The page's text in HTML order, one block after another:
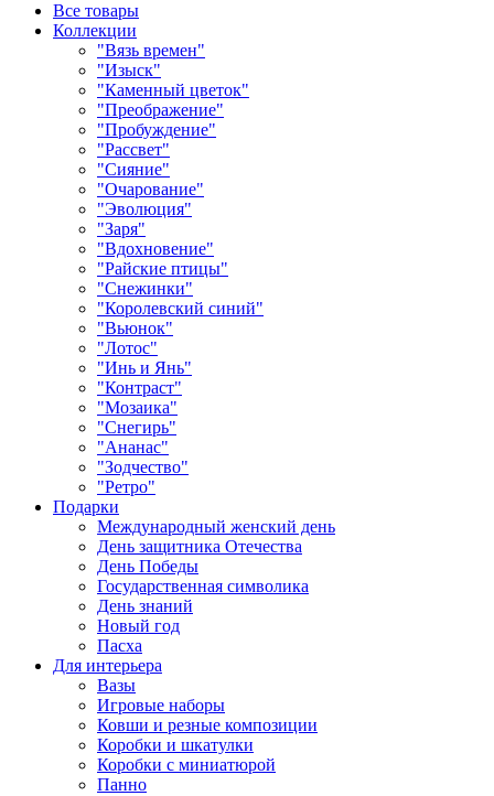
Все товары
Коллекции
"Вязь времен"
"Изыск"
"Каменный цветок"
"Преображение"
"Пробуждение"
"Рассвет"
"Сияние"
"Очарование"
"Эволюция"
"Заря"
"Вдохновение"
"Райские птицы"
"Снежинки"
"Королевский синий"
"Вьюнок"
"Лотос"
"Инь и Янь"
"Контраст"
"Мозаика"
"Снегирь"
"Ананас"
"Зодчество"
"Ретро"
Подарки
Международный женский день
День защитника Отечества
День Победы
Государственная символика
День знаний
Новый год
Пасха
Для интерьера
Вазы
Игровые наборы
Ковши и резные композиции
Коробки и шкатулки
Коробки с миниатюрой
Панно